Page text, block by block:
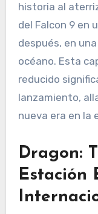
historia al
del Falcon 9 en
después, en
océano. Esta
reducido
lanzamiento,
nueva era en la
Dragon:
Estación